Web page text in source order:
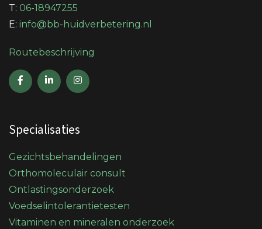
T: 06-18947255
E: info@bb-huidverbetering.nl
Routebeschrijving
Specialisaties
Gezichtsbehandelingen
Orthomoleculair consult
Ontlastingsonderzoek
Voedselintolerantietesten
Vitaminen en mineralen onderzoek